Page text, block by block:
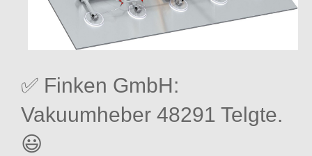
✅ Finken GmbH:
Vakuumheber 48291 Telgte.
😃